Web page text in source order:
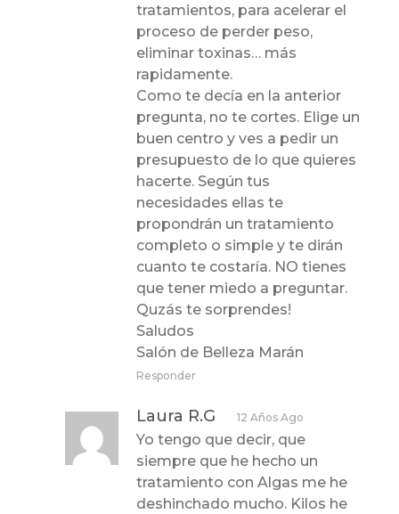
tratamientos, para acelerar el
proceso de perder peso,
eliminar toxinas… más
rapidamente.
Como te decía en la anterior
pregunta, no te cortes. Elige un
buen centro y ves a pedir un
presupuesto de lo que quieres
hacerte. Según tus
necesidades ellas te
propondrán un tratamiento
completo o simple y te dirán
cuanto te costaría. NO tienes
que tener miedo a preguntar.
Quzás te sorprendes!
Saludos
Salón de Belleza Marán
Responder
Laura R.G 12 Años Ago
Yo tengo que decir, que
siempre que he hecho un
tratamiento con Algas me he
deshinchado mucho. Kilos he